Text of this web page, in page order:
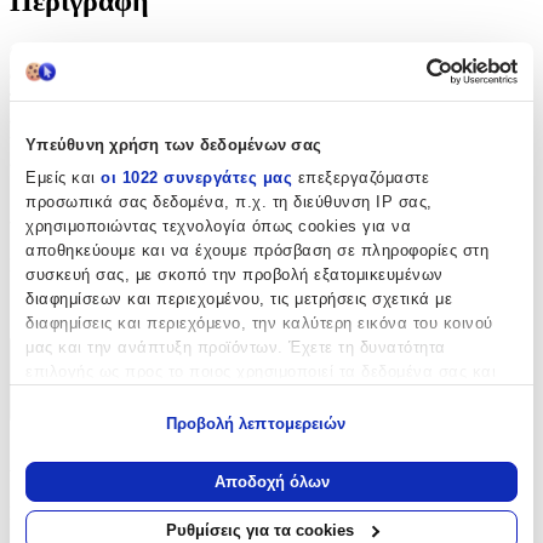
Υπεύθυνη χρήση των δεδομένων σας
Εμείς και οι 1022 συνεργάτες μας επεξεργαζόμαστε
προσωπικά σας δεδομένα, π.χ. τη διεύθυνση IP σας,
χρησιμοποιώντας τεχνολογία όπως cookies για να
αποθηκεύουμε και να έχουμε πρόσβαση σε πληροφορίες στη
συσκευή σας, με σκοπό την προβολή εξατομικευμένων
διαφημίσεων και περιεχομένου, τις μετρήσεις σχετικά με
διαφημίσεις και περιεχόμενο, την καλύτερη εικόνα του κοινού
μας και την ανάπτυξη προϊόντων. Έχετε τη δυνατότητα
Να συλλέξουμε πληροφορίες σχετικά με τη γεωγραφική
σας τοποθεσία, οι οποίες μπορεί να είναι ακριβείς σε
απόσταση μερικών μέτρων
Προβολή λεπτομερειών
Αποδοχή όλων
Ρυθμίσεις για τα cookies
από μια σειρά ιαπωνικών ταινιών. Ο χαρακτήρας εμφανίστηκε για
πρώτη φορά στην ταινία Godzilla του 1954 και έγινε παγκόσμιο
καταστροφικό, προϊστορικό θαλάσσιο τέρας που ξύπνησε και
Χαρακτηριστικά
Κατασκευαστής
Pyramid
Χαρακτηριστικά
Κατασκευαστής: